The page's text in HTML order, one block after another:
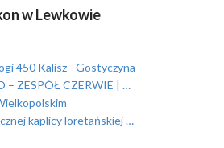
w Lewkowie
450 Kalisz - Gostyczyna
CZERWIE | Amfiteatr
loretańskiej w Skrzebowej